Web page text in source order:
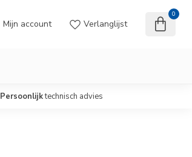
Mijn account Verlanglijst
0
Persoonlijktechnisch advies